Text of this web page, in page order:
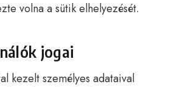
volna a sütik elhelyezését.
jogai
kezelt személyes adataival